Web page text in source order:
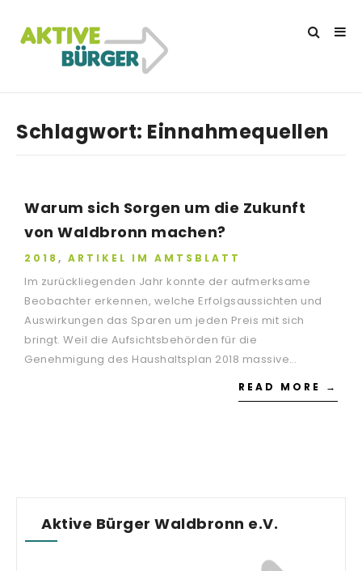
Schlagwort: Einnahmequellen
Warum sich Sorgen um die Zukunft
von Waldbronn machen?
2018 , ARTIKEL IM AMTSBLATT
Im zurückliegenden Jahr konnte der aufmerksame
Beobachter erkennen, welche Erfolgsaussichten und
Auswirkungen das Sparen um jeden Preis mit sich
bringt. Weil die Aufsichtsbehörden für die
Genehmigung des Haushaltsplan 2018 massive…
READ MORE →
Aktive Bürger Waldbronn e.V.